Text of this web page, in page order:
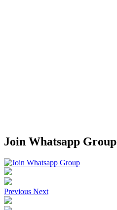
Join Whatsapp Group
Previous Next